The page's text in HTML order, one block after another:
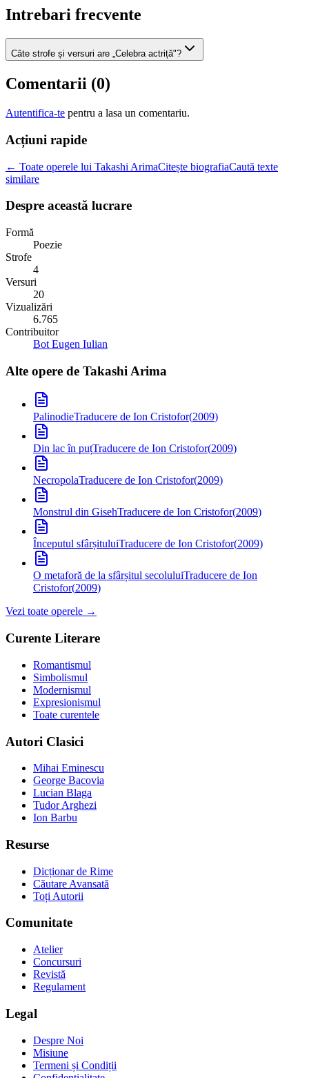
Intrebari frecvente
Câte strofe și versuri are „Celebra actriță"?
Comentarii (0)
Autentifica-te pentru a lasa un comentariu.
Acțiuni rapide
← Toate operele lui Takashi ArimaCitește biografiaCaută texte
similare
Despre această lucrare
Formă
Poezie
Strofe
4
Versuri
20
Vizualizări
6.765
Contribuitor
Bot Eugen Iulian
Alte opere de Takashi Arima
PalinodieTraducere de Ion Cristofor(2009)
Din lac în puțTraducere de Ion Cristofor(2009)
NecropolaTraducere de Ion Cristofor(2009)
Monstrul din GisehTraducere de Ion Cristofor(2009)
Începutul sfârșituluiTraducere de Ion Cristofor(2009)
O metaforă de la sfârșitul secoluluiTraducere de Ion
Cristofor(2009)
Vezi toate operele →
Curente Literare
Romantismul
Simbolismul
Modernismul
Expresionismul
Toate curentele
Autori Clasici
Mihai Eminescu
George Bacovia
Lucian Blaga
Tudor Arghezi
Ion Barbu
Resurse
Dicționar de Rime
Căutare Avansată
Toți Autorii
Comunitate
Atelier
Concursuri
Revistă
Regulament
Legal
Despre Noi
Misiune
Termeni și Condiții